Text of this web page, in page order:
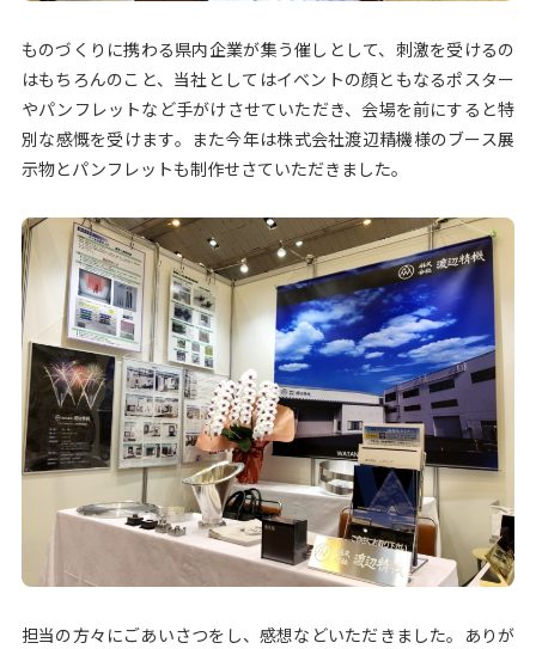
ものづくりに携わる県内企業が集う催しとして、刺激を受けるの
はもちろんのこと、当社としてはイベントの顔ともなるポスター
やパンフレットなど手がけさせていただき、会場を前にすると特
別な感慨を受けます。また今年は株式会社渡辺精機様のブース展
示物とパンフレットも制作せさていただきました。
担当の方々にごあいさつをし、感想などいただきました。ありが